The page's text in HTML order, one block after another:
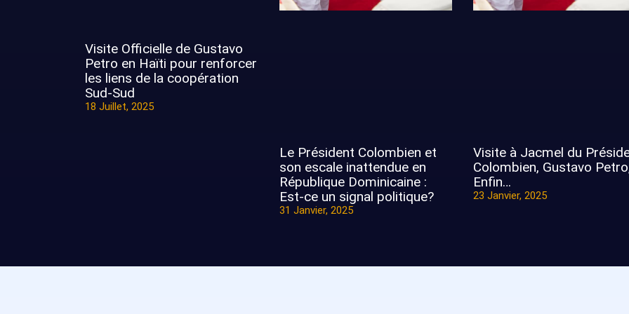
Visite Officielle de Gustavo
Petro en Haïti pour renforcer
les liens de la coopération
Sud-Sud
18 Juillet, 2025
Le Président Colombien et
son escale inattendue en
République Dominicaine :
Est-ce un signal politique?
31 Janvier, 2025
Visite à Jacmel du
Colombien, Gustavo
Enfin…
23 Janvier, 2025